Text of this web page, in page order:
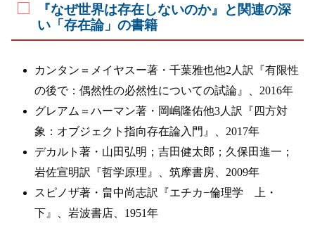
『なぜ世界は存在しないのか』と関連の深
い「存在論」の書籍
カンタン＝メイヤスー著・千葉雅也他2人訳『有限性
の後で：偶然性の必然性についての試論』、2016年
グレアム＝ハーマン著・岡嶋隆佑他3人訳『四方対
象：オブジェクト指向存在論入門』、2017年
デカルト著・山田弘明；吉田健太郎；久保田進一；
岩佐宣明訳『哲学原理』、筑摩書房、2009年
スピノザ著・畠中尚志訳『エチカ−倫理学 上・
下』、岩波書店、1951年